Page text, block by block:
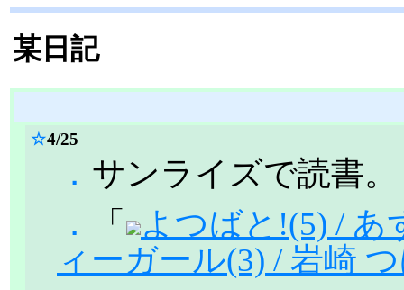
某日記
☆4/25
． サンライズで読書。
．
「
よつばと!(5) / あ
ィーガール(3) / 岩崎